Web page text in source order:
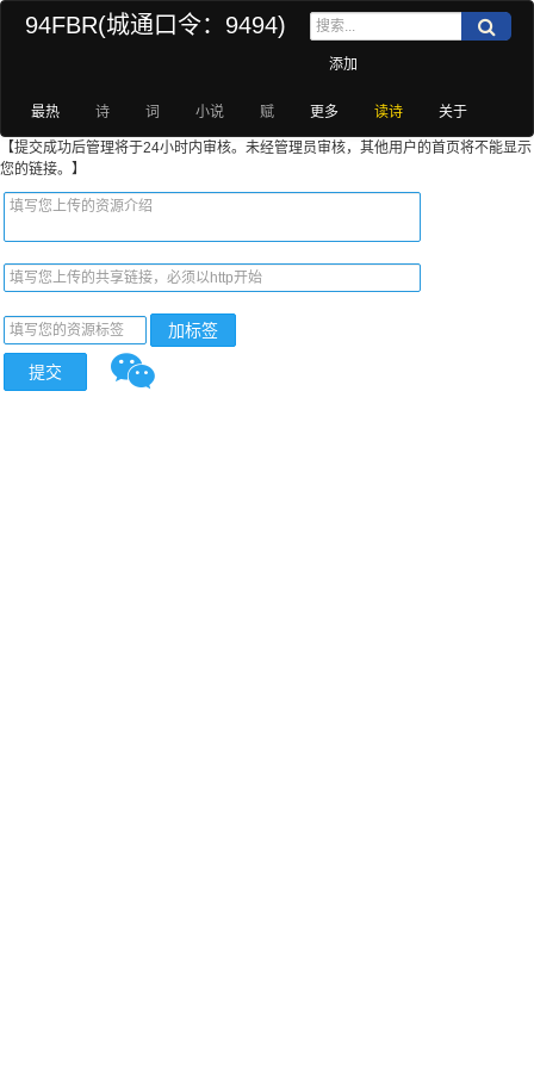
94FBR(城通口令：9494)
添加
最热 诗 词 小说 赋 更多 读诗 关于
【提交成功后管理将于24小时内审核。未经管理员审核，其他用户的首页将不能显示
您的链接。】
加标签